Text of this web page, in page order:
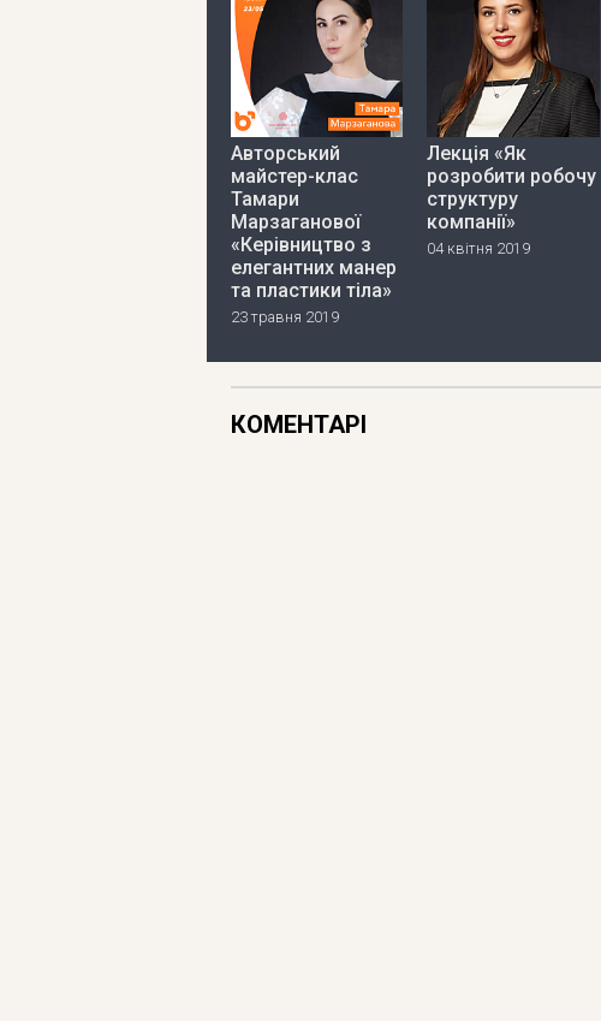
Авторський
майстер-клас
Тамари
Марзаганової
«Керівництво з
елегантних манер
та пластики тіла»
23 травня 2019
Лекція «Як
розробити робочу
структуру
компанії»
04 квітня 2019
КОМЕНТАРІ